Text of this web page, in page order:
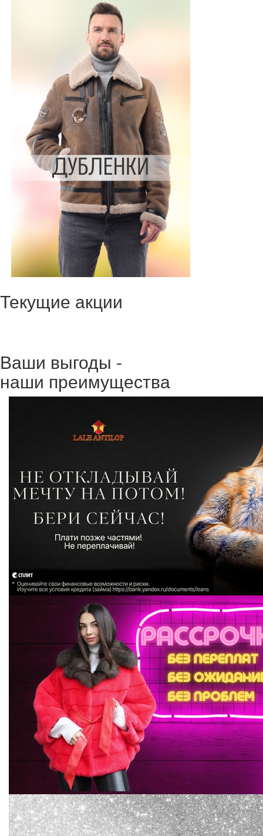
Текущие акции
Ваши выгоды -
наши преимущества